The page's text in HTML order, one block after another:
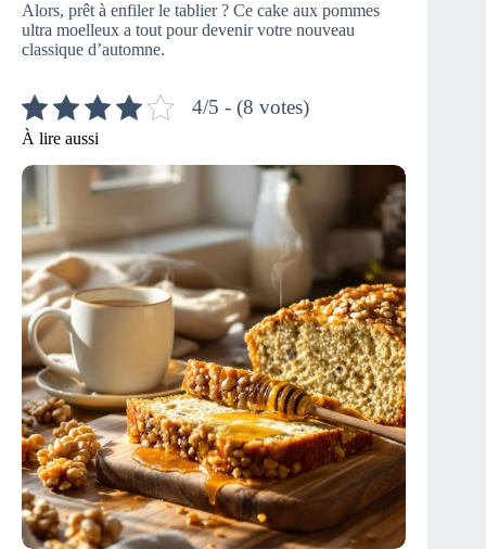
Alors, prêt à enfiler le tablier ? Ce cake aux pommes
ultra moelleux a tout pour devenir votre nouveau
classique d’automne.
4/5 - (8 votes)
À lire aussi